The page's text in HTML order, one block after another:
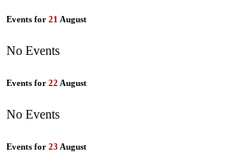
Events for 21 August
No Events
Events for 22 August
No Events
Events for 23 August